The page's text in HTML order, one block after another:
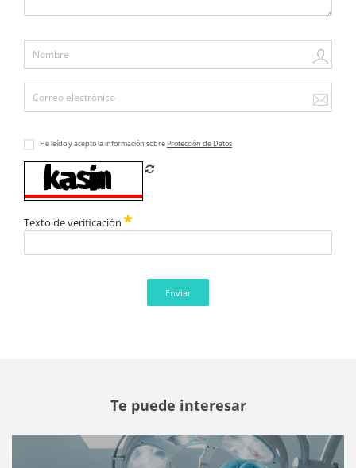
He leído y acepto la información sobre Protección de Datos
Texto de verificación
Enviar
Te puede interesar